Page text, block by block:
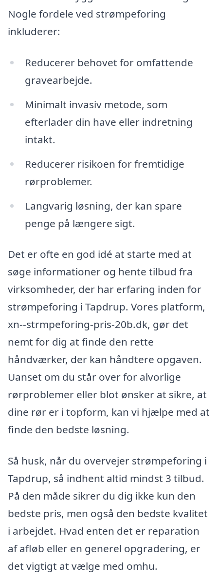
Nogle fordele ved strømpeforing
inkluderer:
Reducerer behovet for omfattende
gravearbejde.
Minimalt invasiv metode, som
efterlader din have eller indretning
intakt.
Reducerer risikoen for fremtidige
rørproblemer.
Langvarig løsning, der kan spare
penge på længere sigt.
Det er ofte en god idé at starte med at
søge informationer og hente tilbud fra
virksomheder, der har erfaring inden for
strømpeforing i Tapdrup. Vores platform,
xn--strmpeforing-pris-20b.dk, gør det
nemt for dig at finde den rette
håndværker, der kan håndtere opgaven.
Uanset om du står over for alvorlige
rørproblemer eller blot ønsker at sikre, at
dine rør er i topform, kan vi hjælpe med at
finde den bedste løsning.
Så husk, når du overvejer strømpeforing i
Tapdrup, så indhent altid mindst 3 tilbud.
På den måde sikrer du dig ikke kun den
bedste pris, men også den bedste kvalitet
i arbejdet. Hvad enten det er reparation
af afløb eller en generel opgradering, er
det vigtigt at vælge med omhu.